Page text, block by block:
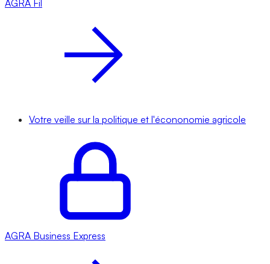
AGRA Fil
Votre veille sur la politique et l'écononomie agricole
AGRA Business Express